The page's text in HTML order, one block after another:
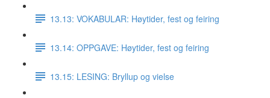
13.13: VOKABULAR: Høytider, fest og feiring
13.14: OPPGAVE: Høytider, fest og feiring
13.15: LESING: Bryllup og vielse